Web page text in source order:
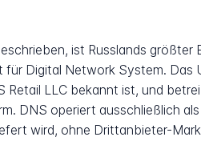
ist Russlands größter
Digital Network System. Das
LLC bekannt ist, und
DNS operiert ausschließlich
wird, ohne Drittanbieter-